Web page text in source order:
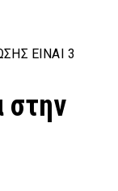
ΕΊΝΑΙ 3
στην